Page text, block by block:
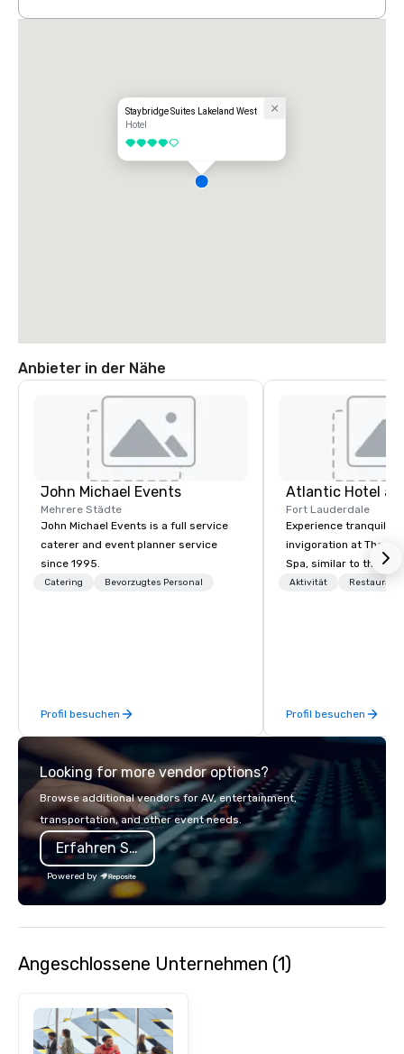
Staybridge Suites Lakeland West
Hotel
4 von 5
Anbieter in der Nähe
John Michael Events
Mehrere Städte
John Michael Events is a full service
caterer and event planner service
since 1995.
Catering Bevorzugtes Personal
Profil besuchen
Atlantic Hotel
Fort Lauderdale
Experience tranquility
invigoration at The
Spa, similar to the
ocean. Here,
Aktivität
Profil besuchen
Looking for more vendor options?
Browse additional vendors for AV, entertainment,
transportation, and other event needs.
Erfahren Sie mehr
Powered by
Angeschlossene Unternehmen (1)